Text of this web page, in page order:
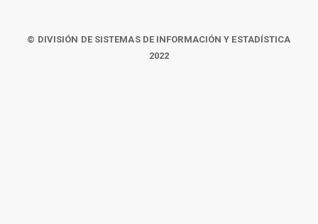
© DIVISIÓN DE SISTEMAS DE INFORMACIÓN Y ESTADÍSTICA
2022